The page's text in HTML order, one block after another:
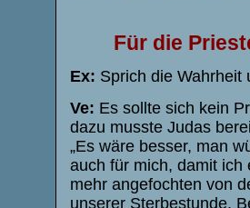
Für die
Ex: Sprich die Wahrheit
Ve: Es sollte sich kein
dazu musste Judas
„Es wäre besser, man
auch für mich, damit ich
mehr angefochten von
unserer Sterbestunde.